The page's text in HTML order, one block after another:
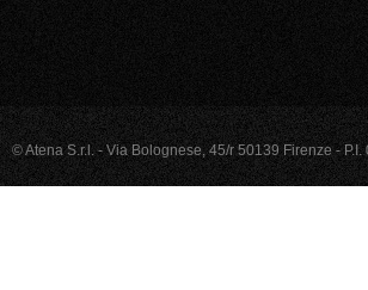
© Atena S.r.l. - Via Bolognese, 45/r 50139 Firenze -